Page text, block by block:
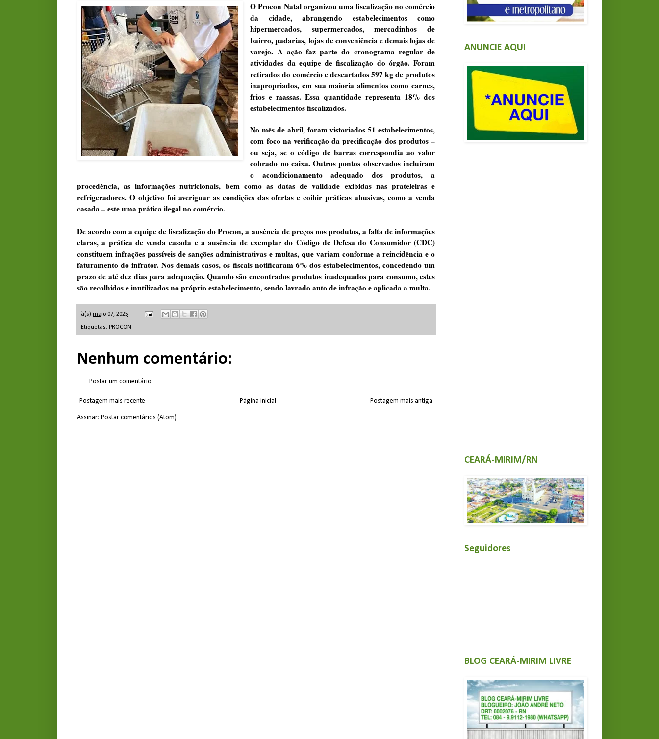
O Procon Natal organizou uma fiscalização no comércio
da cidade, abrangendo estabelecimentos como
hipermercados, supermercados, mercadinhos de
bairro, padarias, lojas de conveniência e demais lojas de
varejo. A ação faz parte do cronograma regular de
atividades da equipe de fiscalização do órgão. Foram
retirados do comércio e descartados 597 kg de produtos
inapropriados, em sua maioria alimentos como carnes,
frios e massas. Essa quantidade representa 18% dos
estabelecimentos fiscalizados.
No mês de abril, foram vistoriados 51 estabelecimentos,
com foco na verificação da precificação dos produtos –
ou seja, se o código de barras correspondia ao valor
cobrado no caixa. Outros pontos observados incluíram
o acondicionamento adequado dos produtos, a
procedência, as informações nutricionais, bem como as datas de validade exibidas nas prateleiras e
refrigeradores. O objetivo foi averiguar as condições das ofertas e coibir práticas abusivas, como a venda
casada – este uma prática ilegal no comércio.
De acordo com a equipe de fiscalização do Procon, a ausência de preços nos produtos, a falta de informações
claras, a prática de venda casada e a ausência de exemplar do Código de Defesa do Consumidor (CDC)
constituem infrações passíveis de sanções administrativas e multas, que variam conforme a reincidência e o
faturamento do infrator. Nos demais casos, os fiscais notificaram 6% dos estabelecimentos, concedendo um
prazo de até dez dias para adequação. Quando são encontrados produtos inadequados para consumo, estes
são recolhidos e inutilizados no próprio estabelecimento, sendo lavrado auto de infração e aplicada a multa.
à(s) maio 07, 2025
Etiquetas: PROCON
Nenhum comentário:
Postar um comentário
Postagem mais recente Postagem mais antiga
Página inicial
Assinar: Postar comentários (Atom)
ANUNCIE AQUI
CEARÁ-MIRIM/RN
Seguidores
BLOG CEARÁ-MIRIM LIVRE